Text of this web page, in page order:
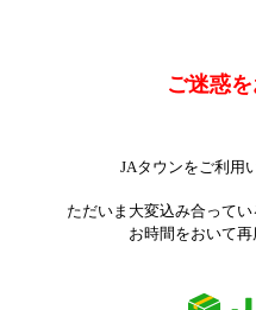
ご迷惑
JAタウンをご利用
ただいま大変込み合って
お時間をおいて